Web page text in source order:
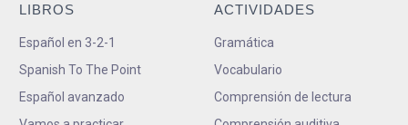
LIBROS
Español en 3-2-1
Spanish To The Point
Español avanzado
ACTIVIDADES
Gramática
Vocabulario
Comprensión de lectura